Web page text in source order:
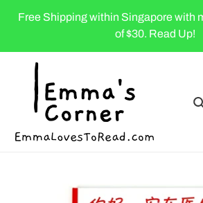
Free Shipping within Singapore with
of $30. Read Up!